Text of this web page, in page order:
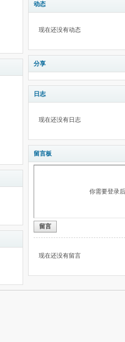
动态
现在还没有动态
分享
日志
现在还没有日志
留言板
你需要登录
留言
现在还没有留言